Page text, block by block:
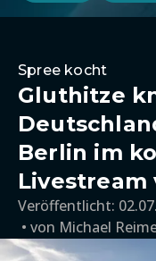
Spree kocht
Gluthitze
Berlin im
Veröffentlicht:
von Michael